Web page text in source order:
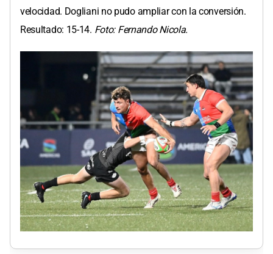
velocidad. Dogliani no pudo ampliar con la conversión.
Resultado: 15-14. Foto: Fernando Nicola.